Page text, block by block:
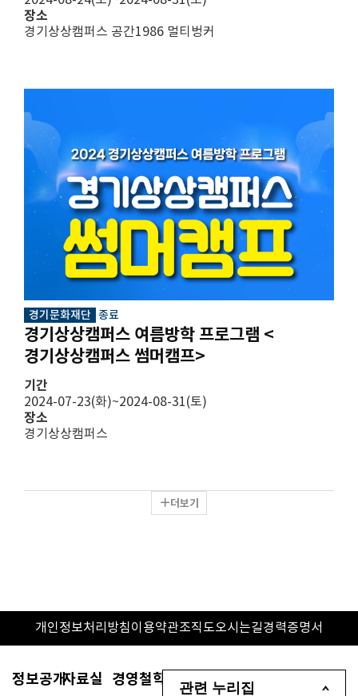
장소
경기상상캠퍼스 공간1986 멀티벙커
경기문화재단 종료
경기상상캠퍼스 여름방학 프로그램 <
경기상상캠퍼스 썸머캠프>
기간
2024-07-23(화)~2024-08-31(토)
장소
경기상상캠퍼스
더보기
개인정보처리방침이용약관조직도오시는길경력증명서
정보공개자료실 경영철학 관련 누리집